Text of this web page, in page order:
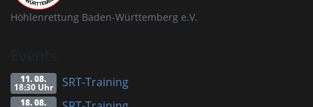
Höhlenrettung Baden-Württemberg e.V.
11. 08.
18:30 Uhr SRT-Training
18. 08.